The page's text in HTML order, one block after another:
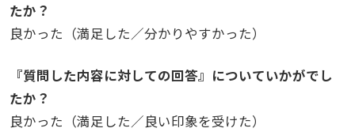
たか？
良かった（満足した／分かりやすかった）
『質問した内容に対しての回答』についていかがでし
たか？
良かった（満足した／良い印象を受けた）